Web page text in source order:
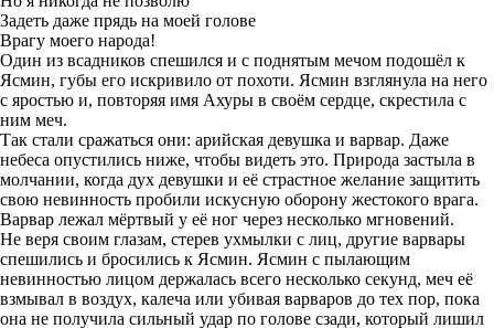
Задеть даже прядь на моей голове
Врагу моего народа!
Один из всадников спешился и с поднятым мечом подошёл к
Ясмин, губы его искривило от похоти. Ясмин взглянула на него
с яростью и, повторяя имя Ахуры в своём сердце, скрестила с
ним меч.
Так стали сражаться они: арийская девушка и варвар. Даже
небеса опустились ниже, чтобы видеть это. Природа застыла в
молчании, когда дух девушки и её страстное желание защитить
свою невинность пробили искусную оборону жестокого врага.
Варвар лежал мёртвый у её ног через несколько мгновений.
Не веря своим глазам, стерев ухмылки с лиц, другие варвары
спешились и бросились к Ясмин. Ясмин с пылающим
невинностью лицом держалась всего несколько секунд, меч её
взмывал в воздух, калеча или убивая варваров до тех пор, пока
она не получила сильный удар по голове сзади, который лишил